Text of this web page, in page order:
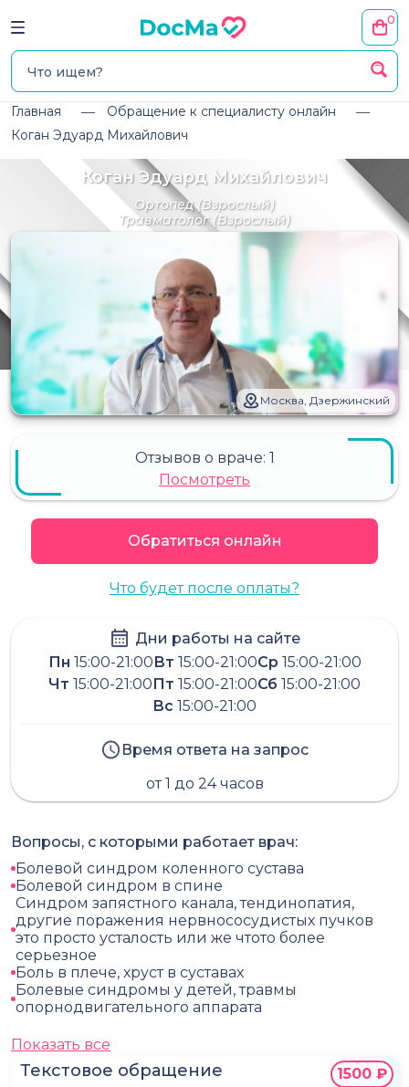
0
Главная
Обращение к специалисту онлайн
Коган Эдуард Михайлович
Коган Эдуард Михайлович
Ортопед(Взрослый)
Травматолог(Взрослый)
Москва, Дзержинский
Отзывов о враче: 1
Посмотреть
Обратиться онлайн
Что будет после оплаты?
Дни работы на сайте
Пн 15:00-21:00 Вт 15:00-21:00Ср 15:00-21:00
Чт 15:00-21:00 Пт 15:00-21:00Сб 15:00-21:00
Вс 15:00-21:00
Время ответа на запрос
от 1 до 24 часов
Текстовое обращение 1500 ₽
Вопросы, с которыми работает врач:
Болевой синдром коленного сустава
Болевой синдром в спине
Синдром запястного канала, тендинопатия,
другие поражения нервнососудистых пучков
это просто усталость или же чтото более
серьезное
Боль в плече, хруст в суставах
Болевые синдромы у детей, травмы
опорнодвигательного аппарата
Показать все